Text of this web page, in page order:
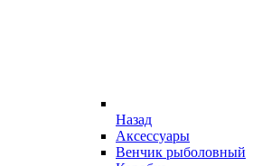
Назад
Аксессуары
Венчик рыболовный